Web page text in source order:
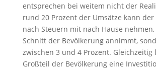
entsprechen bei weitem nicht der
rund 20 Prozent der Umsätze kann
nach Steuern mit nach Hause
Schnitt der Bevölkerung annimmt,
zwischen 3 und 4 Prozent. Gleichzeitig
Großteil der Bevölkerung eine